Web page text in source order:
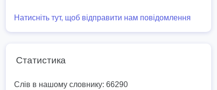
Натисніть тут, щоб відправити нам повідомлення
Статистика
Слів в нашому словнику: 66290